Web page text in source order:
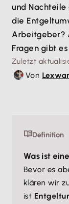
und Nachteile
die
Arbeitgeber?
Fragen gibt
Zuletzt
Von
Definition
Was ist
Bevor es
klären wir
ist